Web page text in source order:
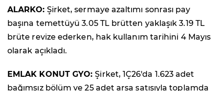
ALARKO: Şirket, sermaye azaltımı sonrası pay
başına temettüyü 3.05 TL brütten yaklaşık 3.19 TL
brüte revize ederken, hak kullanım tarihini 4 Mayıs
olarak açıkladı.
EMLAK KONUT GYO:Şirket, 1Ç26'da 1.623 adet
bağımsız bölüm ve 25 adet arsa satışıyla toplamda